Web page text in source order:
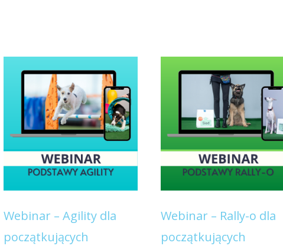
Webinar – Agility dla
początkujących
Webinar – Rally-o dla
początkujących